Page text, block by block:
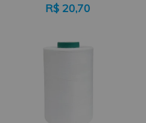
R$ 20,70